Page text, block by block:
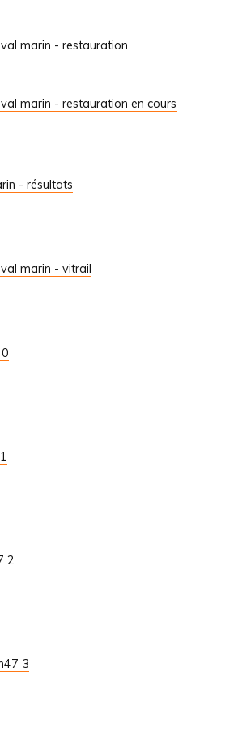
marin - restauration
marin - restauration en cours
- résultats
marin - vitrail
2
3